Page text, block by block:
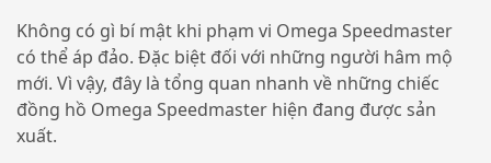
Không có gì bí mật khi phạm vi Omega Speedmaster
có thể áp đảo. Đặc biệt đối với những người hâm mộ
mới. Vì vậy, đây là tổng quan nhanh về những chiếc
đồng hồ Omega Speedmaster hiện đang được sản
xuất.